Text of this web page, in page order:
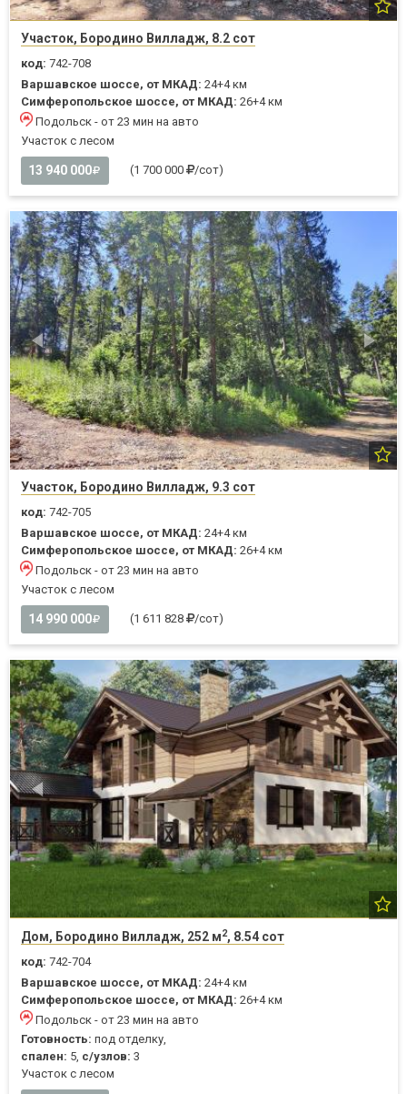
Участок, Бородино Вилладж, 8.2 сот
код: 742-708
Варшавское шоссе, от МКАД: 24+4 км
Симферопольское шоссе, от МКАД: 26+4 км
Подольск - от 23 мин на авто
Участок с лесом
13 940 000 (1 700 000 /сот)
Участок, Бородино Вилладж, 9.3 сот
код: 742-705
Варшавское шоссе, от МКАД: 24+4 км
Симферопольское шоссе, от МКАД: 26+4 км
Подольск - от 23 мин на авто
Участок с лесом
14 990 000 (1 611 828 /сот)
Дом, Бородино Вилладж, 252 м2, 8.54 сот
код: 742-704
Варшавское шоссе, от МКАД: 24+4 км
Симферопольское шоссе, от МКАД: 26+4 км
Подольск - от 23 мин на авто
Готовность: под отделку,
спален: 5, с/узлов: 3
Участок с лесом